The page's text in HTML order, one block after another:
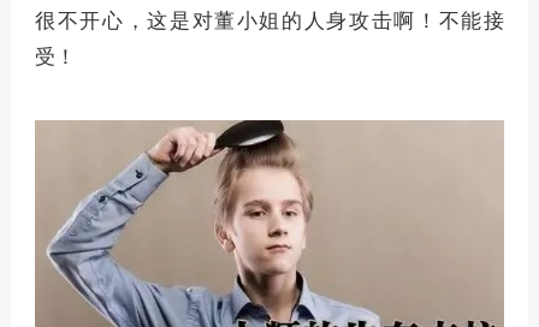
很不开心，这是对董小姐的人身攻击啊！不能接
受！